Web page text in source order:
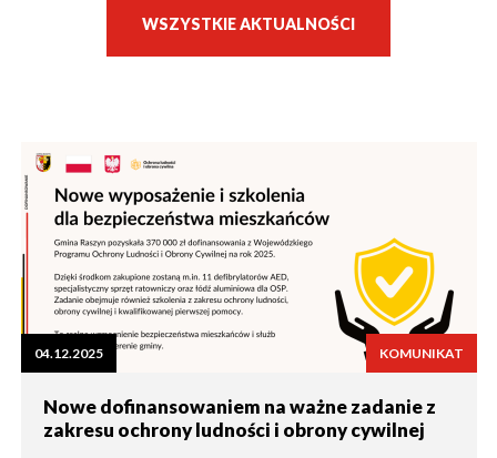
WSZYSTKIE AKTUALNOŚCI
04.12.2025 KOMUNIKAT
Nowe dofinansowaniem na ważne zadanie z
zakresu ochrony ludności i obrony cywilnej